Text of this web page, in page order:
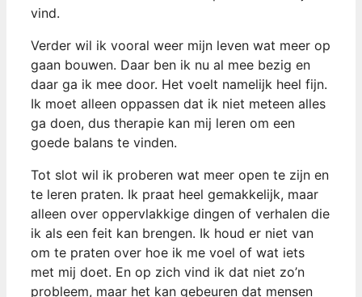
vind.
Verder wil ik vooral weer mijn leven wat meer op
gaan bouwen. Daar ben ik nu al mee bezig en
daar ga ik mee door. Het voelt namelijk heel fijn.
Ik moet alleen oppassen dat ik niet meteen alles
ga doen, dus therapie kan mij leren om een
goede balans te vinden.
Tot slot wil ik proberen wat meer open te zijn en
te leren praten. Ik praat heel gemakkelijk, maar
alleen over oppervlakkige dingen of verhalen die
ik als een feit kan brengen. Ik houd er niet van
om te praten over hoe ik me voel of wat iets
met mij doet. En op zich vind ik dat niet zo’n
probleem, maar het kan gebeuren dat mensen